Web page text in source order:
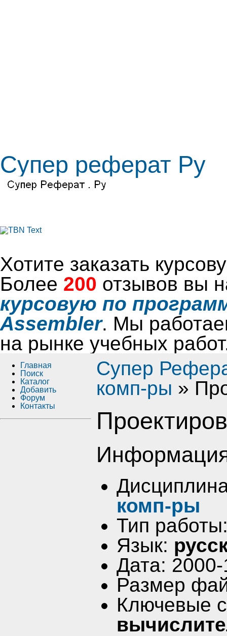
Супер реферат Ру
Хотите заказать
Более 200 отзывов вы
курсовую по
Assembler. Мы
на рынке учебных
Супер
комп-ры »
комп-ры
Тип
Язык:
Дата:
Размер
Ключевые
Главная
Поиск
Каталог
Добавить
Форум
Контакты